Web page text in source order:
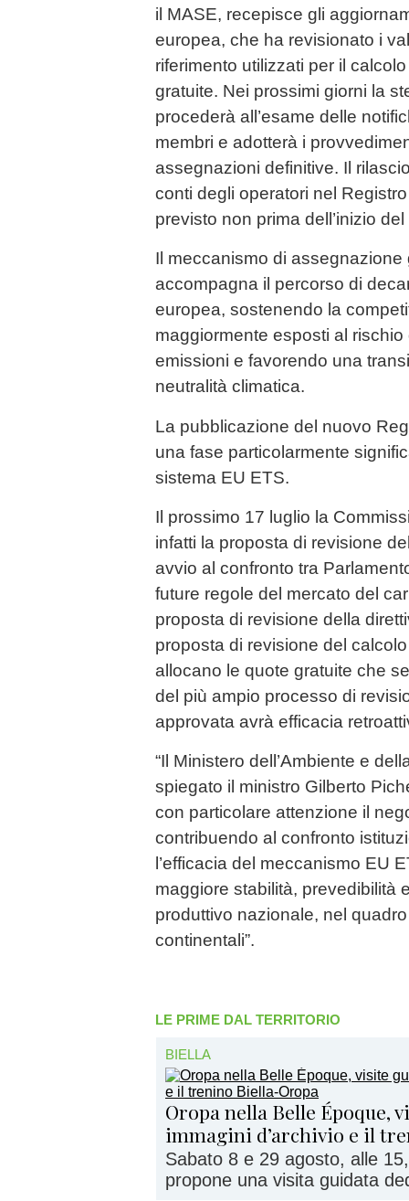
il MASE, recepisce gli
europea, che ha revisionato i
riferimento utilizzati per il
gratuite. Nei prossimi giorni la
procederà all’esame delle
membri e adotterà i
assegnazioni definitive. Il
conti degli operatori nel
previsto non prima dell’inizio
Il meccanismo di assegnazione
accompagna il percorso di
europea, sostenendo la
maggiormente esposti al
emissioni e favorendo una
neutralità climatica.
La pubblicazione del nuovo
una fase particolarmente
sistema EU ETS.
Il prossimo 17 luglio la
infatti la proposta di revisione
avvio al confronto tra
future regole del mercato del
proposta di revisione della
proposta di revisione del
allocano le quote gratuite che
del più ampio processo di
approvata avrà efficacia
“Il Ministero dell’Ambiente e
spiegato il ministro Gilberto
con particolare attenzione il
contribuendo al confronto
l’efficacia del meccanismo EU
maggiore stabilità, prevedibilità
produttivo nazionale, nel
continentali”.
LE PRIME DAL TERRITORIO
BIELLA
Oropa nella Belle Époque,
immagini d’archivio e il
Sabato 8 e 29 agosto, alle
propone una visita guidata